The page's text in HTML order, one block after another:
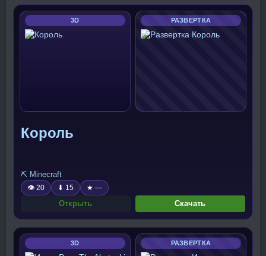
3D РАЗВЕРТКА
Король
⛏️ Minecraft
👁 20 ⬇ 15 ★ —
Открыть Скачать
3D РАЗВЕРТКА